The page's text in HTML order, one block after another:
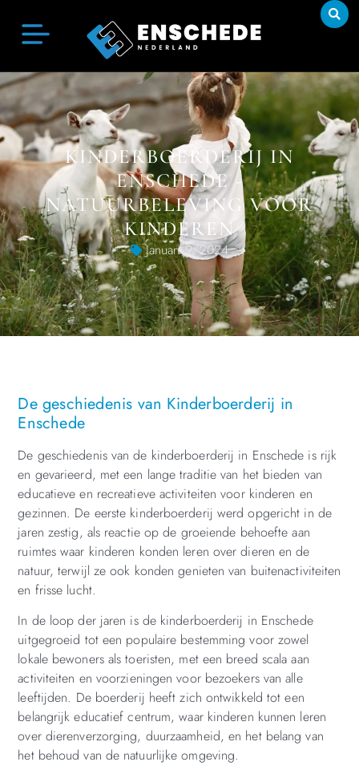
KINDERBOERDERIJ IN
ENSCHEDE -
NATUURBELEVING VOOR
KINDEREN
Januari 9, 2024
De geschiedenis van Kinderboerderij in
Enschede
De geschiedenis van de kinderboerderij in Enschede is rijk
en gevarieerd, met een lange traditie van het bieden van
educatieve en recreatieve activiteiten voor kinderen en
gezinnen. De eerste kinderboerderij werd opgericht in de
jaren zestig, als reactie op de groeiende behoefte aan
ruimtes waar kinderen konden leren over dieren en de
natuur, terwijl ze ook konden genieten van buitenactiviteiten
en frisse lucht.
In de loop der jaren is de kinderboerderij in Enschede
uitgegroeid tot een populaire bestemming voor zowel
lokale bewoners als toeristen, met een breed scala aan
activiteiten en voorzieningen voor bezoekers van alle
leeftijden. De boerderij heeft zich ontwikkeld tot een
belangrijk educatief centrum, waar kinderen kunnen leren
over dierenverzorging, duurzaamheid, en het belang van
het behoud van de natuurlijke omgeving.